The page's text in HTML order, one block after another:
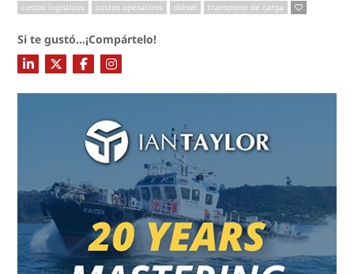
costos logísticos
costos operativos diésel transporte de carga
Si te gustó...¡Compártelo!